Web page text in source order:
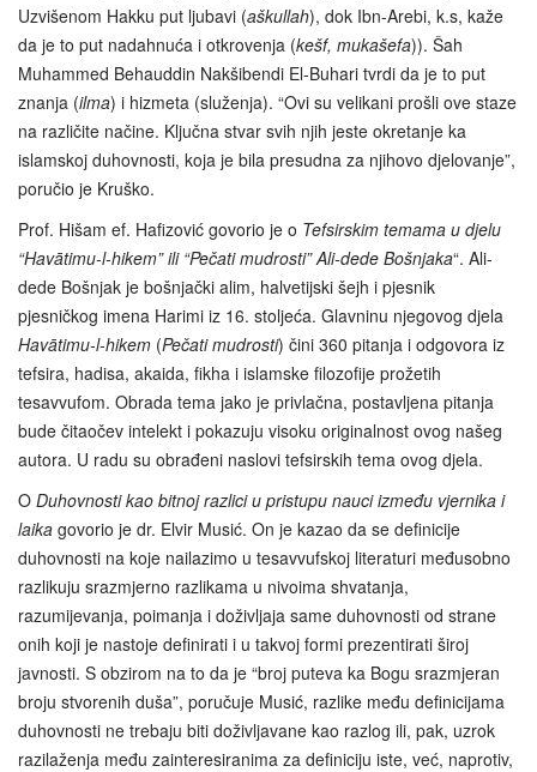
Uzvišenom Hakku put ljubavi (aškullah), dok Ibn-Arebi, k.s, kaže
da je to put nadahnuća i otkrovenja (kešf, mukašefa)). Šah
Muhammed Behauddin Nakšibendi El-Buhari tvrdi da je to put
znanja (ilma) i hizmeta (služenja). “Ovi su velikani prošli ove staze
na različite načine. Ključna stvar svih njih jeste okretanje ka
islamskoj duhovnosti, koja je bila presudna za njihovo djelovanje”,
poručio je Kruško.
Prof. Hišam ef. Hafizović govorio je o Tefsirskim temama u djelu
“Havātimu-l-hikem” ili “Pečati mudrosti” Ali-dede Bošnjaka“. Ali-
dede Bošnjak je bošnjački alim, halvetijski šejh i pjesnik
pjesničkog imena Harimi iz 16. stoljeća. Glavninu njegovog djela
Havātimu-l-hikem (Pečati mudrosti) čini 360 pitanja i odgovora iz
tefsira, hadisa, akaida, fikha i islamske filozofije prožetih
tesavvufom. Obrada tema jako je privlačna, postavljena pitanja
bude čitaočev intelekt i pokazuju visoku originalnost ovog našeg
autora. U radu su obrađeni naslovi tefsirskih tema ovog djela.
O Duhovnosti kao bitnoj razlici u pristupu nauci između vjernika i
laika govorio je dr. Elvir Musić. On je kazao da se definicije
duhovnosti na koje nailazimo u tesavvufskoj literaturi međusobno
razlikuju srazmjerno razlikama u nivoima shvatanja,
razumijevanja, poimanja i doživljaja same duhovnosti od strane
onih koji je nastoje definirati i u takvoj formi prezentirati široj
javnosti. S obzirom na to da je “broj puteva ka Bogu srazmjeran
broju stvorenih duša”, poručuje Musić, razlike među definicijama
duhovnosti ne trebaju biti doživljavane kao razlog ili, pak, uzrok
razilaženja među zainteresiranima za definiciju iste, već, naprotiv,